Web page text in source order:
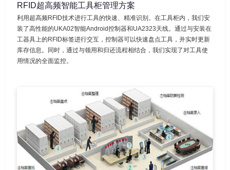
RFID超高频智能工具柜管理方案
利用超高频RFID技术进行工具的快速、精准识别。在工具柜内，我们安
装了高性能的UKA02智能Android控制器和UA2323天线。通过与安装在
工器具上的RFID标签进行交互，控制器可以快速盘点工具，并实时更新
库存信息。同时，通过与领用和归还流程相结合，我们实现了对工具使
用情况的全面监控。